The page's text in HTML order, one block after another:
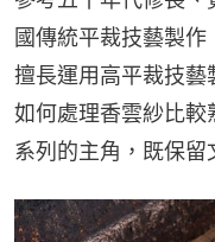
國傳統平裁技藝製
擅長運用高平裁技
如何處理香雲紗比較
系列的主角，既保留